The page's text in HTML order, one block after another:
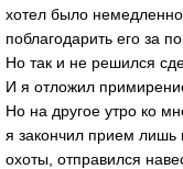
хотел было
поблагодарить его за
Но так и не решился
И я отложил
Но на другое утро ко
я закончил прием лишь
охоты, отправился